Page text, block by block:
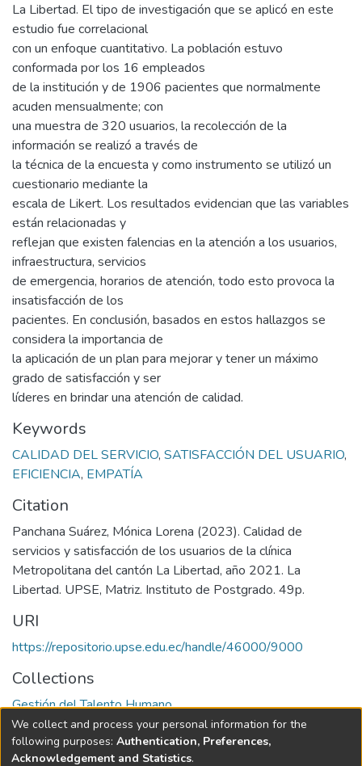
La Libertad. El tipo de investigación que se aplicó en este
estudio fue correlacional
con un enfoque cuantitativo. La población estuvo
conformada por los 16 empleados
de la institución y de 1906 pacientes que normalmente
acuden mensualmente; con
una muestra de 320 usuarios, la recolección de la
información se realizó a través de
la técnica de la encuesta y como instrumento se utilizó un
cuestionario mediante la
escala de Likert. Los resultados evidencian que las variables
están relacionadas y
reflejan que existen falencias en la atención a los usuarios,
infraestructura, servicios
de emergencia, horarios de atención, todo esto provoca la
insatisfacción de los
pacientes. En conclusión, basados en estos hallazgos se
considera la importancia de
la aplicación de un plan para mejorar y tener un máximo
grado de satisfacción y ser
líderes en brindar una atención de calidad.
Keywords
CALIDAD DEL SERVICIO, SATISFACCIÓN DEL USUARIO,
EFICIENCIA, EMPATÍA
Citation
Panchana Suárez, Mónica Lorena (2023). Calidad de
servicios y satisfacción de los usuarios de la clínica
Metropolitana del cantón La Libertad, año 2021. La
Libertad. UPSE, Matriz. Instituto de Postgrado. 49p.
URI
https://repositorio.upse.edu.ec/handle/46000/9000
Collections
Gestión del Talento Humano
Full item page
We collect and process your personal information for the
following purposes: Authentication, Preferences,
Acknowledgement and Statistics.